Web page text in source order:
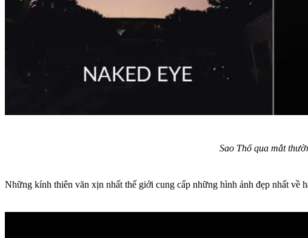
Sao Thổ qua mắt
Những kính thiên văn xịn nhất thế giới cung cấp những hình ảnh đẹp nhất về